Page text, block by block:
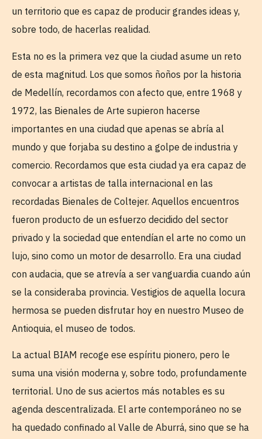
un territorio que es capaz de producir grandes ideas y,
sobre todo, de hacerlas realidad.
Esta no es la primera vez que la ciudad asume un reto
de esta magnitud. Los que somos ñoños por la historia
de Medellín, recordamos con afecto que, entre 1968 y
1972, las Bienales de Arte supieron hacerse
importantes en una ciudad que apenas se abría al
mundo y que forjaba su destino a golpe de industria y
comercio. Recordamos que esta ciudad ya era capaz de
convocar a artistas de talla internacional en las
recordadas Bienales de Coltejer. Aquellos encuentros
fueron producto de un esfuerzo decidido del sector
privado y la sociedad que entendían el arte no como un
lujo, sino como un motor de desarrollo. Era una ciudad
con audacia, que se atrevía a ser vanguardia cuando aún
se la consideraba provincia. Vestigios de aquella locura
hermosa se pueden disfrutar hoy en nuestro Museo de
Antioquia, el museo de todos.
La actual BIAM recoge ese espíritu pionero, pero le
suma una visión moderna y, sobre todo, profundamente
territorial. Uno de sus aciertos más notables es su
agenda descentralizada. El arte contemporáneo no se
ha quedado confinado al Valle de Aburrá, sino que se ha